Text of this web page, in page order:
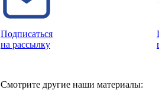
Подписаться
на рассылку
Смотрите другие наши материалы: